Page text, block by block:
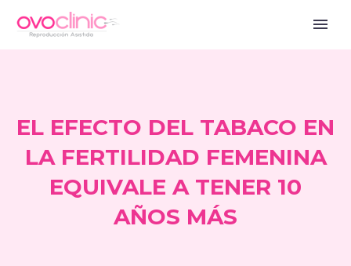
EL EFECTO DEL TABACO EN
LA FERTILIDAD FEMENINA
EQUIVALE A TENER 10
AÑOS MÁS